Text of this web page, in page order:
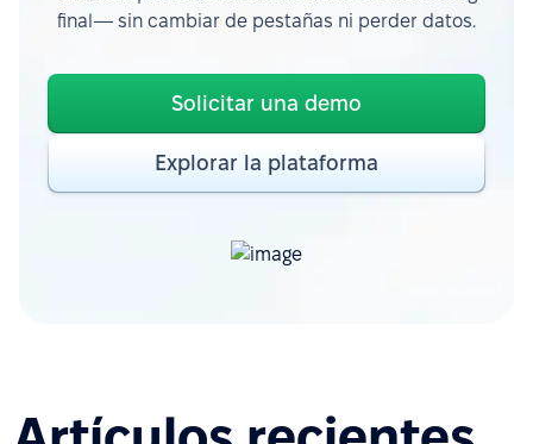
final— sin cambiar de pestañas ni perder datos.
Solicitar una demo
Explorar la plataforma